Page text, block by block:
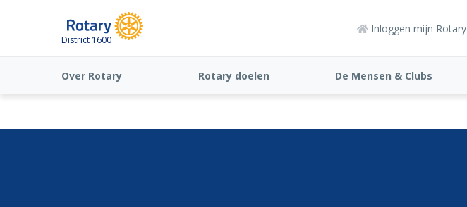
District 1600
Inloggen mijn Rotary
Over Rotary Rotary doelen De Mensen & Clubs